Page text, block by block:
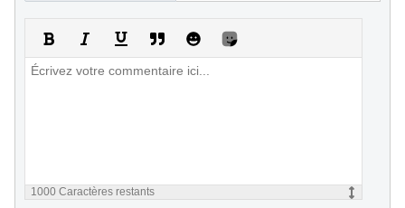
1000 Caractères restants